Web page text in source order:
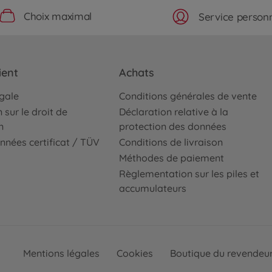
Choix maximal Service
sur le droit de
certificat / TÜV
Achats
Conditions générales de vente
Déclaration relative à la
protection des données
Conditions de livraison
Méthodes de paiement
Règlementation sur les piles et
accumulateurs
Mentions légales Cookies Boutique du